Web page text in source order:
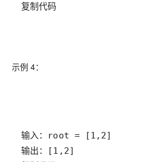
复制代码
示例 4：